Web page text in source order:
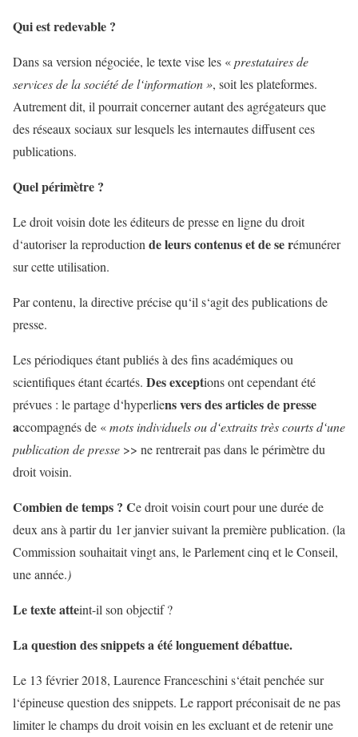
Quiestredevable ?
Danssa version négociée, letexteviseles «prestatairesde
servicesdelasociétédel‘information», soitlesplateformes.
Autrementdit, il pourraitconcernerautantdes agrégateursque
desréseaux sociaux surlesquelsles internautesdiffusentces
publications.
Quel périmètre ?
Ledroitvoisin doteleséditeursdepresseen lignedu droit
d‘autoriserla reproduction deleurscontenus etdeserémunérer
surcetteutilisation.
Parcontenu, la directiveprécisequ‘il s‘agitdespublicationsde
presse.
Lespériodiquesétantpubliésà desfinsacadémiquesou
scientifiquesétantécartés. Desexceptionsontcependantété
prévues : lepartaged‘hyperliensversdesarticlesdepresse
accompagnésde «mots individuelsoud‘extraitstrèscourtsd‘une
publicationdepresse >> nerentreraitpasdanslepérimètredu
droitvoisin.
Combiendetemps ? Cedroitvoisin courtpouruneduréede
deux ansà partirdu 1erjanviersuivantla premièrepublication. (la
Commission souhaitaitvingtans, leParlementcinq etleConseil,
uneannée.)
Letexteatteint-il son objectif?
Laquestiondessnippetsaétélonguementdébattue.
Le 13 février2018, LaurenceFranceschini s‘étaitpenchéesur
l‘épineusequestion dessnippets. Lerapportpréconisaitdenepas
limiterlechampsdu droitvoisin en lesexcluantetderetenirune